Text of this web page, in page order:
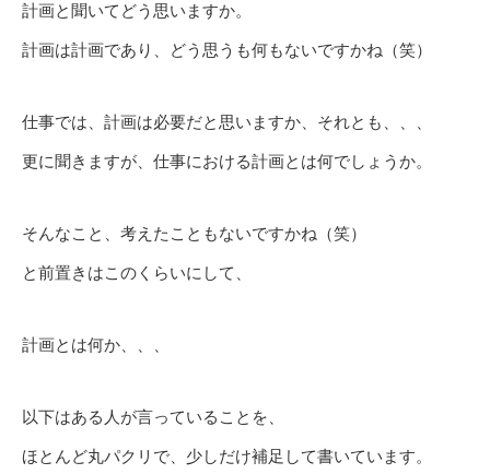
計画と聞いてどう思いますか。
計画は計画であり、どう思うも何もないですかね（笑）
仕事では、計画は必要だと思いますか、それとも、、、
更に聞きますが、仕事における計画とは何でしょうか。
そんなこと、考えたこともないですかね（笑）
と前置きはこのくらいにして、
計画とは何か、、、
以下はある人が言っていることを、
ほとんど丸パクリで、少しだけ補足して書いています。